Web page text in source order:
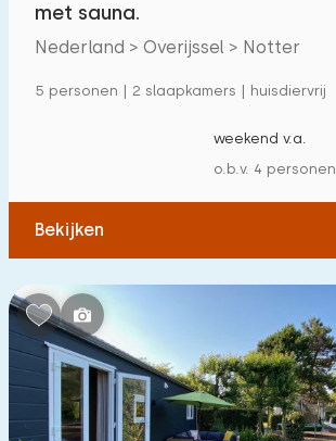
met sauna.
Nederland > Overijssel > Notter
5 personen | 2 slaapkamers | huisdiervrij
weekend v.a.
o.b.v. 4 personen
Bekijken